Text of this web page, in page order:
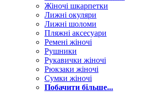
Жіночі шкарпетки
Лижні окуляри
Лижні шоломи
Пляжні аксесуари
Ремені жіночі
Рушники
Рукавички жіночі
Рюкзаки жіночі
Сумки жіночі
Побачити більше...